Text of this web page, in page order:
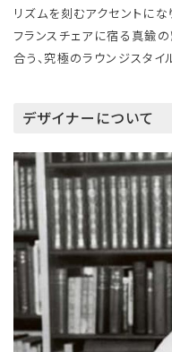
リズムを刻むアクセントにな
フランスチェアに宿る真鍮
合う、究極のラウンジスタイ
デザイナーについて